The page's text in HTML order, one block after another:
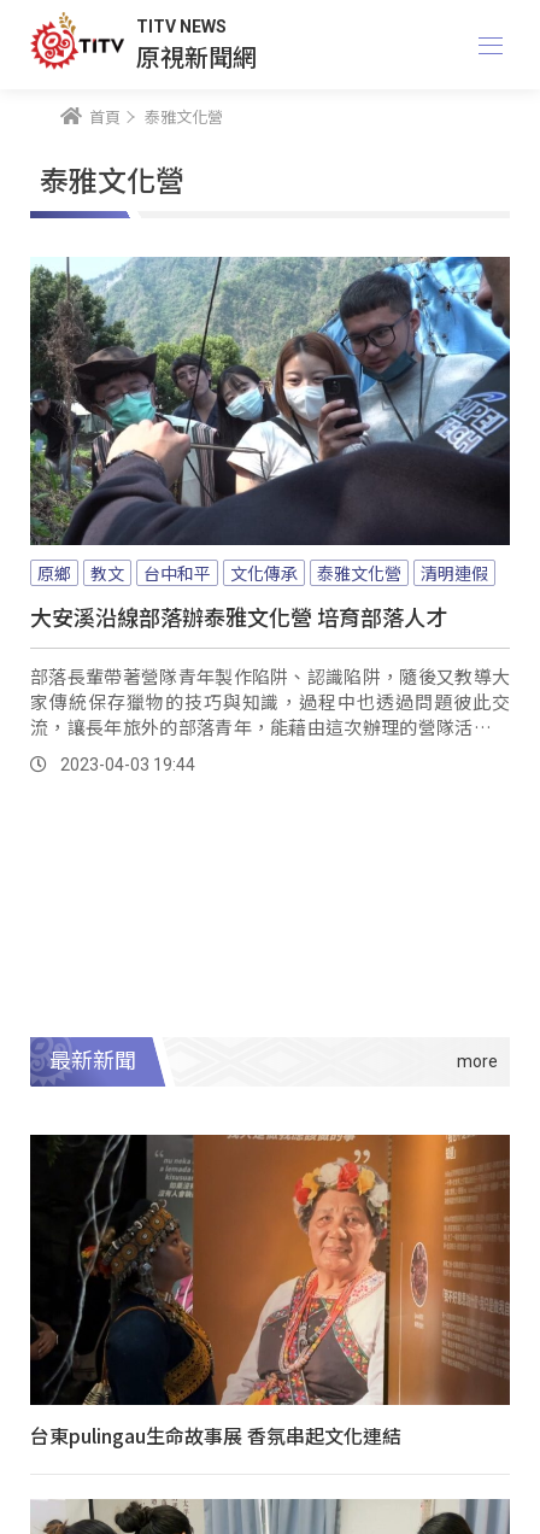
TITV NEWS
原視新聞網
首頁 泰雅文化營
泰雅文化營
原鄉 教文 台中和平 文化傳承 泰雅文化營 清明連假
大安溪沿線部落辦泰雅文化營 培育部落人才
部落長輩帶著營隊青年製作陷阱、認識陷阱，隨後又教導大
家傳統保存獵物的技巧與知識，過程中也透過問題彼此交
流，讓長年旅外的部落青年，能藉由這次辦理的營隊活動，
學習到更多泰雅文化與知識。
2023-04-03 19:44
最新新聞
台東pulingau生命故事展 香氛串起文化連結